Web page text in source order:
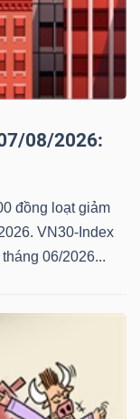
08/2026:
đồng loạt giảm
VN30-Index
06/2026...